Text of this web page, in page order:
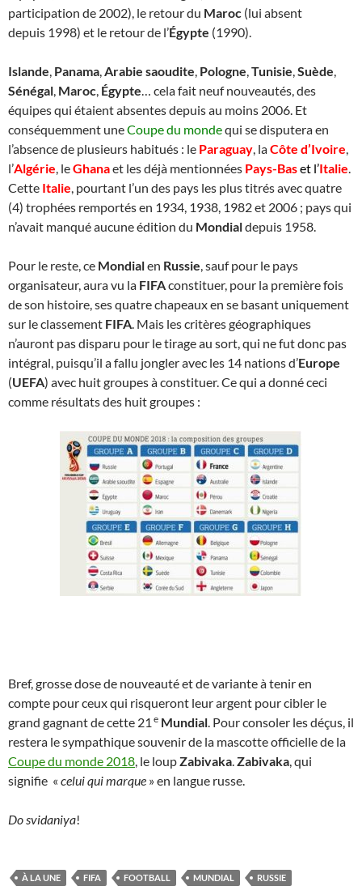
participation de 2002), le retour du Maroc (lui absent
depuis 1998) et le retour de l’Égypte (1990).
Islande, Panama,Arabie saoudite, Pologne,Tunisie,Suède,
Sénégal, Maroc, Égypte… cela fait neuf nouveautés, des
équipes qui étaient absentes depuis au moins 2006. Et
conséquemment uneCoupe du mondequi se disputera en
l’absence de plusieurs habitués : le Paraguay, laCôte d’Ivoire,
l’Algérie, leGhanaet les déjà mentionnées Pays-Baset l’Italie.
Cette Italie, pourtant l’un des pays les plus titrés avec quatre
(4) trophées remportés en 1934, 1938, 1982 et 2006 ; pays qui
n’avait manqué aucune édition du Mondialdepuis 1958.
Pour le reste, ce Mondialen Russie, sauf pour le pays
organisateur, aura vu la FIFAconstituer, pour la première fois
de son histoire, ses quatre chapeaux en se basant uniquement
sur le classement FIFA. Mais les critères géographiques
n’auront pas disparu pour le tirage au sort, qui ne fut donc pas
intégral, puisqu’il a fallu jongler avec les 14 nations d’Europe
(UEFA) avec huit groupes à constituer. Ce qui a donné ceci
comme résultats des huit groupes :
Bref, grosse dose de nouveauté et de variante à tenir en
compte pour ceux qui risqueront leur argent pour cibler le
grand gagnant de cette 21 e Mundial. Pour consoler les déçus, il
restera le sympathique souvenir de la mascotte officielle de la
Coupe du monde 2018, le loupZabivaka.Zabivaka, qui
signifie « celui qui marque » en langue russe.
Do svidaniya!
À LA UNE FIFA FOOTBALL MUNDIAL RUSSIE